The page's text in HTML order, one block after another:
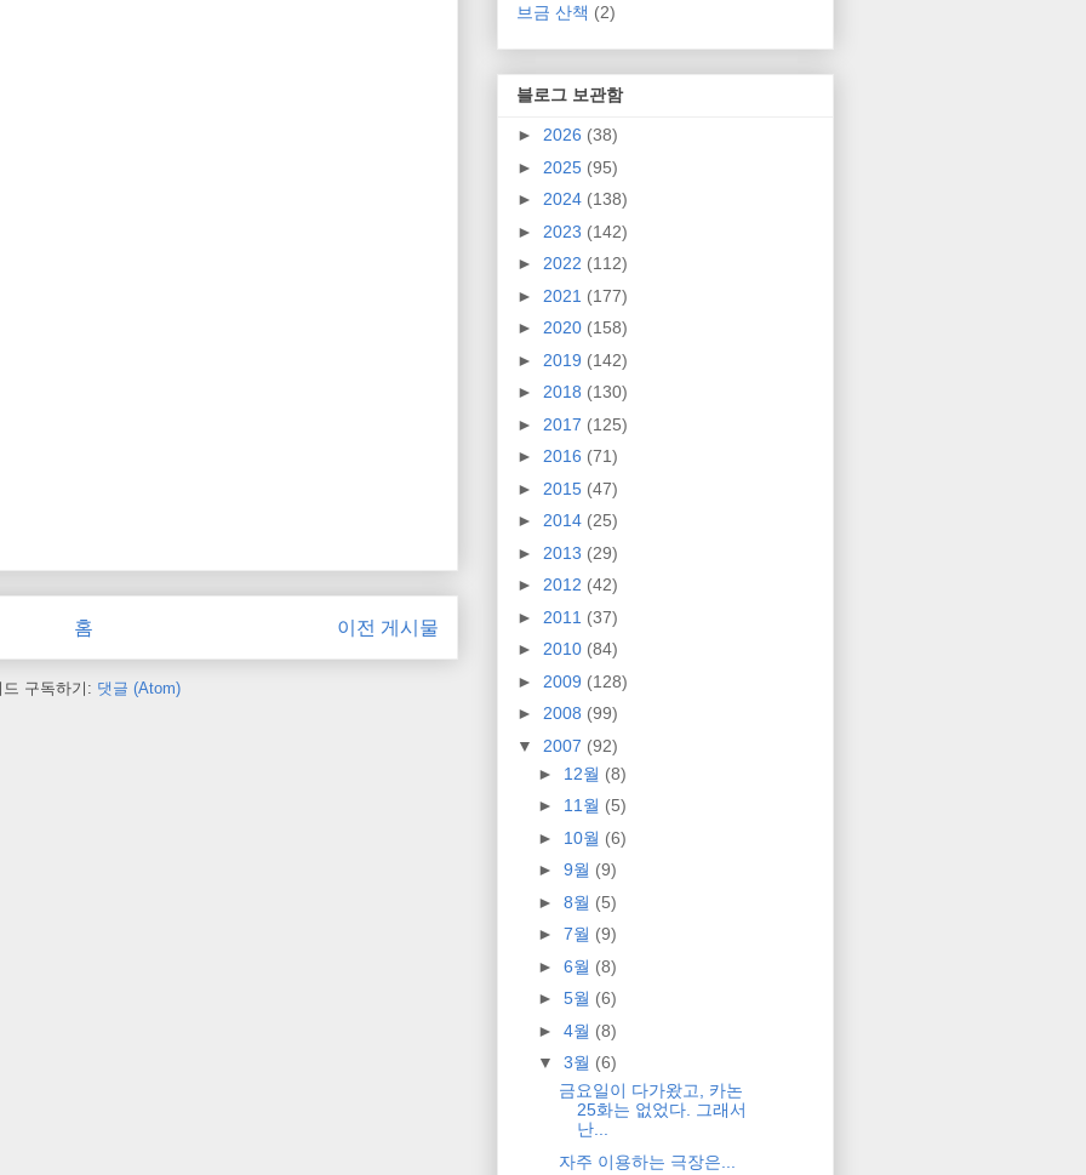
이전 게시물
홈
드 구독하기: 댓글 (Atom)
브금 산책 (2)
블로그 보관함
► 2026 (38)
► 2025 (95)
► 2024 (138)
► 2023 (142)
► 2022 (112)
► 2021 (177)
► 2020 (158)
► 2019 (142)
► 2018 (130)
► 2017 (125)
► 2016 (71)
► 2015 (47)
► 2014 (25)
► 2013 (29)
► 2012 (42)
► 2011 (37)
► 2010 (84)
► 2009 (128)
► 2008 (99)
▼ 2007 (92)
► 12월 (8)
► 11월 (5)
► 10월 (6)
► 9월 (9)
► 8월 (5)
► 7월 (9)
► 6월 (8)
► 5월 (6)
► 4월 (8)
▼ 3월 (6)
금요일이 다가왔고, 카논
25화는 없었다. 그래서
난...
자주 이용하는 극장은...